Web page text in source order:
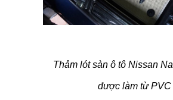
Thảm lót sàn ô tô Nissan
được làm từ PVC